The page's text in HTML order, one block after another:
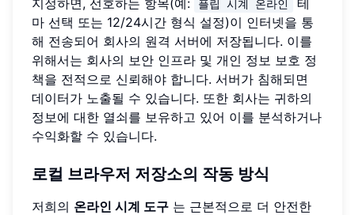
지정하면, 선호하는 항목(예: 플립 시계 온라인
테
마 선택 또는 12/24시간 형식 설정)이 인터넷을 통
해 전송되어 회사의 원격 서버에 저장됩니다. 이를
위해서는 회사의 보안 인프라 및 개인 정보 보호 정
책을 전적으로 신뢰해야 합니다. 서버가 침해되면
데이터가 노출될 수 있습니다. 또한 회사는 귀하의
정보에 대한 열쇠를 보유하고 있어 이를 분석하거나
수익화할 수 있습니다.
로컬 브라우저 저장소의 작동 방식
저희의 온라인 시계 도구 는 근본적으로 더 안전한